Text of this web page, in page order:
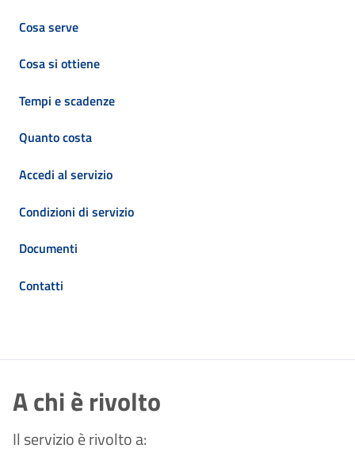
Cosa serve
Cosa si ottiene
Tempi e scadenze
Quanto costa
Accedi al servizio
Condizioni di servizio
Documenti
Contatti
A chi è rivolto
Il servizio è rivolto a: